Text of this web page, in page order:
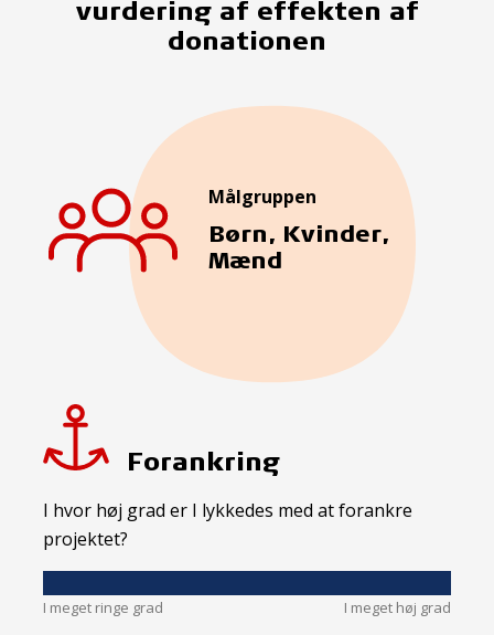
vurdering af effekten af
donationen
Målgruppen
Børn, Kvinder,
Mænd
Forankring
I hvor høj grad er I lykkedes med at forankre
projektet?
I meget ringe grad I meget høj grad